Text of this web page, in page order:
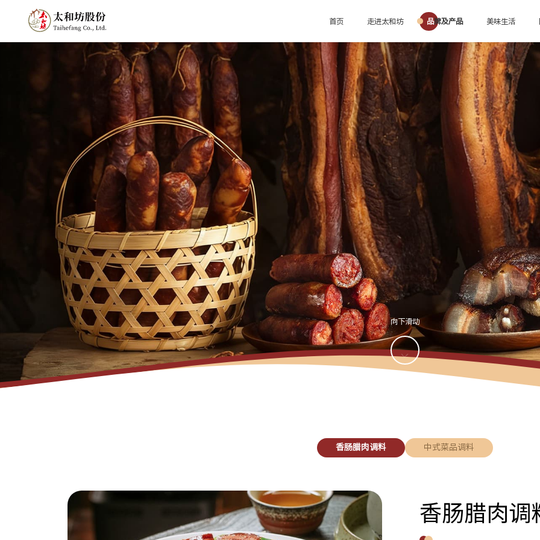
首页 走进太和坊 品牌及产品 美味生活
向下滑动

香肠腊肉调料 中式菜品调料
香肠腊肉调